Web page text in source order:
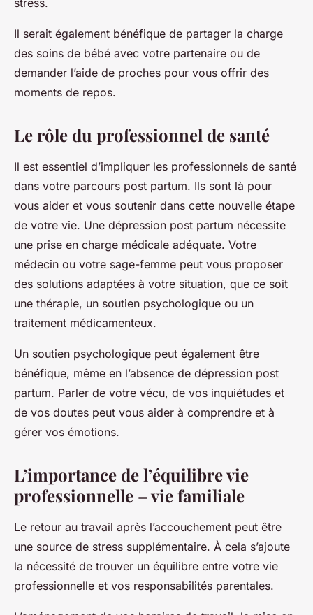
stress.
Il serait également bénéfique de partager la charge
des soins de bébé avec votre partenaire ou de
demander l’aide de proches pour vous offrir des
moments de repos.
Le rôle du professionnel de santé
Il est essentiel d’impliquer les professionnels de santé
dans votre parcours post partum. Ils sont là pour
vous aider et vous soutenir dans cette nouvelle étape
de votre vie. Une dépression post partum nécessite
une prise en charge médicale adéquate. Votre
médecin ou votre sage-femme peut vous proposer
des solutions adaptées à votre situation, que ce soit
une thérapie, un soutien psychologique ou un
traitement médicamenteux.
Un soutien psychologique peut également être
bénéfique, même en l’absence de dépression post
partum. Parler de votre vécu, de vos inquiétudes et
de vos doutes peut vous aider à comprendre et à
gérer vos émotions.
L’importance de l’équilibre vie
professionnelle – vie familiale
Le retour au travail après l’accouchement peut être
une source de stress supplémentaire. À cela s’ajoute
la nécessité de trouver un équilibre entre votre vie
professionnelle et vos responsabilités parentales.